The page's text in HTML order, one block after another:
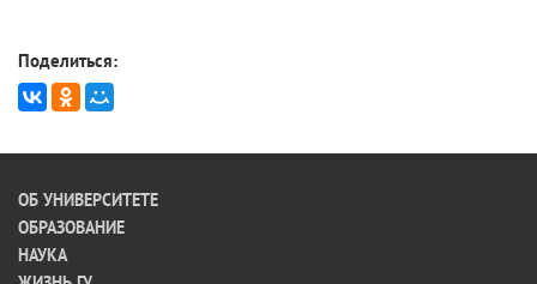
Поделиться:
ОБ УНИВЕРСИТЕТЕ
ОБРАЗОВАНИЕ
НАУКА